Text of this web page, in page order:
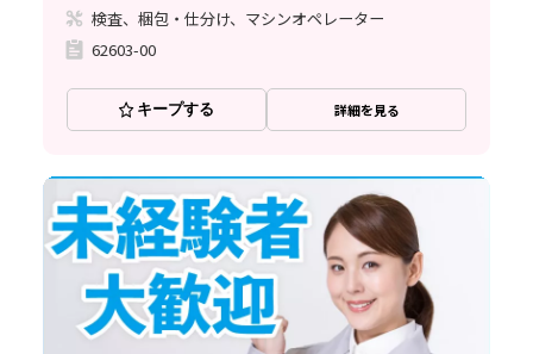
検査、梱包・仕分け、マシンオペレーター
62603-00
キープする 詳細を見る